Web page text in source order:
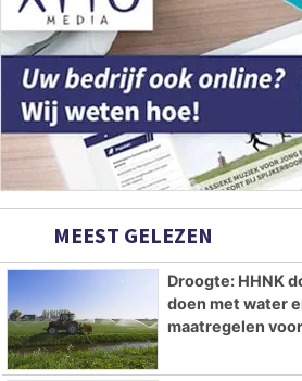
MEEST GELEZEN
Droogte: HHNK
doen met water
maatregelen voor